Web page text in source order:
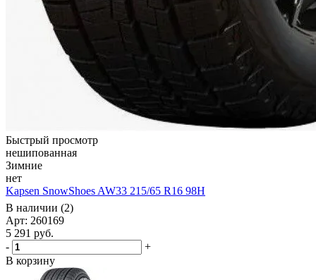
Быстрый просмотр
нешипованная
Зимние
нет
Kapsen SnowShoes AW33 215/65 R16 98H
В наличии (2)
Арт: 260169
5 291 руб.
-
+
В корзину